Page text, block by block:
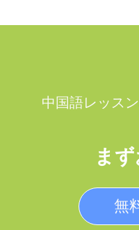
中国語レッス
ま
無